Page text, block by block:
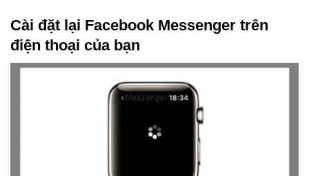
Cài đặt lại Facebook Messenger trên
điện thoại của bạn